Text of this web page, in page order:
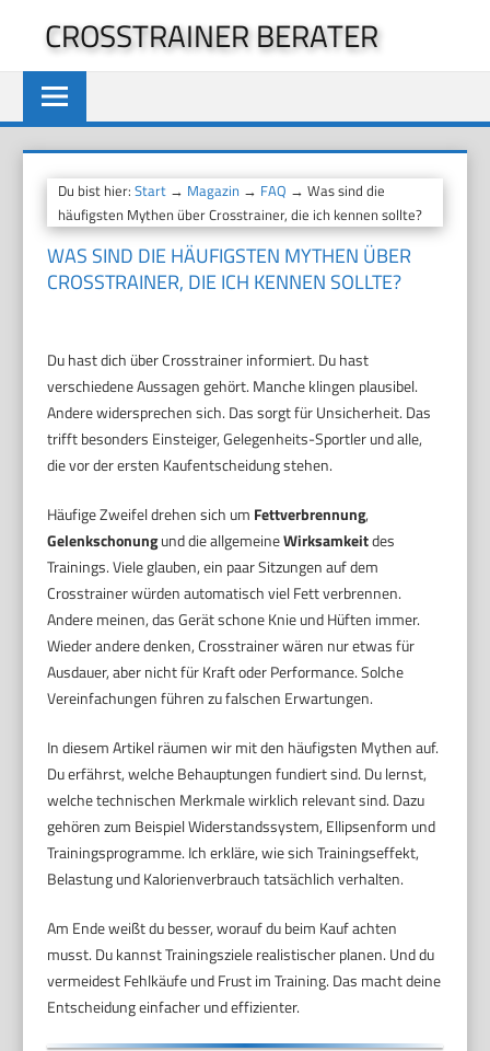
springen
CROSSTRAINER BERATER
Du bist hier:Start → Magazin → FAQ → Was sind die
häufigsten Mythen über Crosstrainer, die ich kennen sollte?
WAS SIND DIE HÄUFIGSTEN MYTHEN ÜBER
CROSSTRAINER, DIE ICH KENNEN SOLLTE?
Du hast dich über Crosstrainer informiert. Du hast
verschiedene Aussagen gehört. Manche klingen plausibel.
Andere widersprechen sich. Das sorgt für Unsicherheit. Das
trifft besonders Einsteiger, Gelegenheits-Sportler und alle,
die vor der ersten Kaufentscheidung stehen.
Häufige Zweifel drehen sich um Fettverbrennung,
Gelenkschonungund die allgemeineWirksamkeitdes
Trainings. Viele glauben, ein paar Sitzungen auf dem
Crosstrainer würden automatisch viel Fett verbrennen.
Andere meinen, das Gerät schone Knie und Hüften immer.
Wieder andere denken, Crosstrainer wären nur etwas für
Ausdauer, aber nicht für Kraft oder Performance. Solche
Vereinfachungen führen zu falschen Erwartungen.
In diesem Artikel räumen wir mit den häufigsten Mythen auf.
Du erfährst, welche Behauptungen fundiert sind. Du lernst,
welche technischen Merkmale wirklich relevant sind. Dazu
gehören zum Beispiel Widerstandssystem, Ellipsenform und
Trainingsprogramme. Ich erkläre, wie sich Trainingseffekt,
Belastung und Kalorienverbrauch tatsächlich verhalten.
Am Ende weißt du besser, worauf du beim Kauf achten
musst. Du kannst Trainingsziele realistischer planen. Und du
vermeidest Fehlkäufe und Frust im Training. Das macht deine
Entscheidung einfacher und effizienter.